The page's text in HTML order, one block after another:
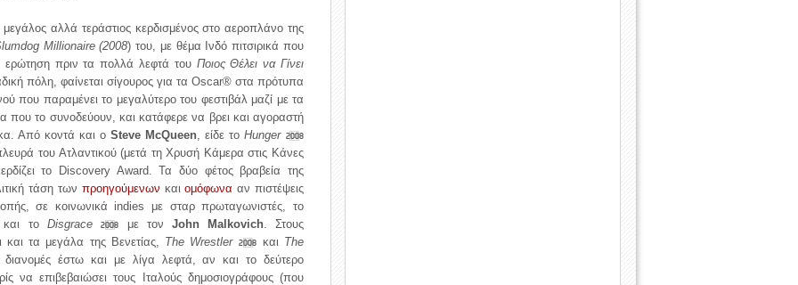
αλλά τεράστιος κερδισμένος στο αεροπλάνο της
Millionaire (2008) του, με θέμα Ινδό πιτσιρικά που
ερώτηση πριν τα πολλά λεφτά του Ποιος Θέλει να Γίνει
πόλη, φαίνεται σίγουρος για τα Oscar® στα πρότυπα
που παραμένει το μεγαλύτερο του φεστιβάλ μαζί με τα
που το συνοδεύουν, και κατάφερε να βρει και αγοραστή
Από κοντά και ο Steve McQueen, είδε το Hunger 2008
του Ατλαντικού (μετά τη Χρυσή Κάμερα στις Κάνες
το Discovery Award. Τα δύο φέτος βραβεία της
τάση των προηγούμενων καιομόφωνα αν πιστέψεις
σε κοινωνικά indies με σταρ πρωταγωνιστές, το
και το Disgrace 2008 με τον John Malkovich. Στους
και τα μεγάλα της Βενετίας, The Wrestler 2008 και The
έστω και με λίγα λεφτά, αν και το δεύτερο
να επιβεβαιώσει τους Ιταλούς δημοσιογράφους (που